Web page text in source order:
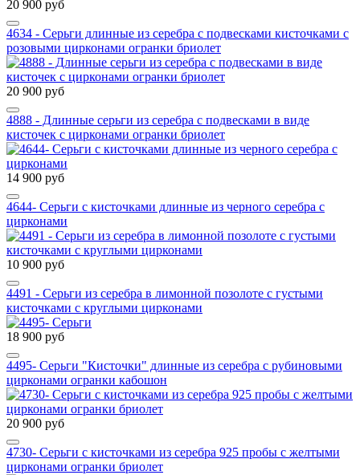
20 900 руб
4634 - Серьги длинные из серебра с подвесками кисточками с
розовыми цирконами огранки бриолет
20 900 руб
4888 - Длинные серьги из серебра с подвесками в виде
кисточек с цирконами огранки бриолет
14 900 руб
4644- Серьги с кисточками длинные из черного серебра с
цирконами
10 900 руб
4491 - Серьги из серебра в лимонной позолоте с густыми
кисточками с круглыми цирконами
18 900 руб
4495- Серьги "Кисточки" длинные из серебра с рубиновыми
цирконами огранки кабошон
20 900 руб
4730- Серьги с кисточками из серебра 925 пробы с желтыми
цирконами огранки бриолет